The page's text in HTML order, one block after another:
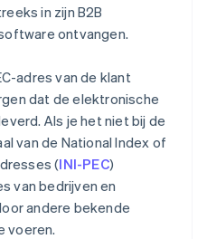
in zijn B2B
ontvangen.
adres van de klant
dat de elektronische
Als je het niet bij de
van de National Index of
(INI-PEC)
van bedrijven en
andere bekende
voeren.